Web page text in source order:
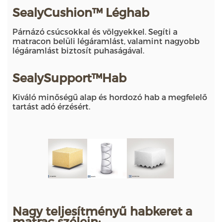
SealyCushion™ Léghab
Párnázó csúcsokkal és völgyekkel. Segíti a
matracon belüli légáramlást, valamint nagyobb
légáramlást biztosít puhaságával.
SealySupport™Hab
Kiváló minőségű alap és hordozó hab a megfelelő
tartást adó érzésért.
Nagy teljesítményű habkeret a